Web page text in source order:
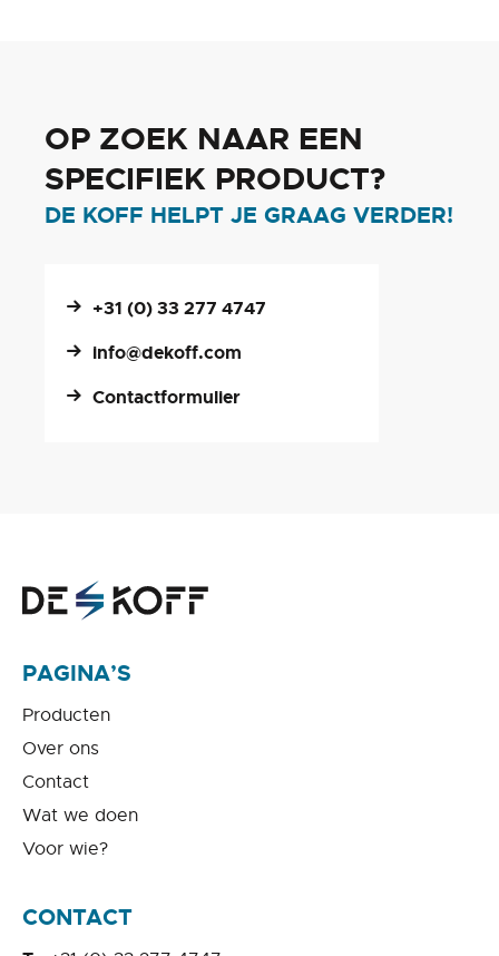
OP ZOEK NAAR EEN
SPECIFIEK PRODUCT?
DE KOFF HELPT JE GRAAG VERDER!
+31 (0) 33 277 4747
info@dekoff.com
Contactformulier
PAGINA’S
Producten
Over ons
Contact
Wat we doen
Voor wie?
CONTACT